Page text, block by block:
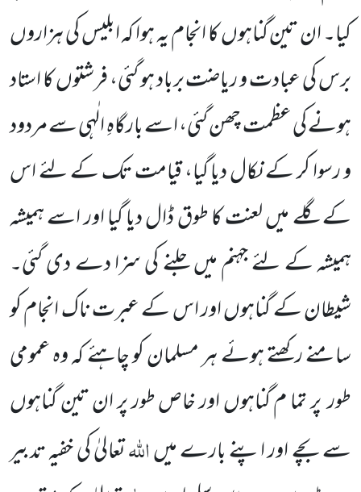
کیا۔ ان تین گناہوں کا انجام یہ ہوا کہ ابلیس کی ہزاروں
برس کی عبادت و ریاضت برباد ہو گئی، فرشتوں کا استاد
ہونے کی عظمت چھن گئی، اسے بارگاہِ الٰہی سے مردود
و رسوا کر کے نکال دیا گیا، قیامت تک کے لئے اس
کے گلے میں لعنت کا طوق ڈال دیا گیا اور اسے ہمیشہ
ہمیشہ کے لئے جہنم میں جلنے کی سزا دے دی گئی۔
شیطان کے گناہوں اور اس کے عبرت ناک انجام کو
سامنے رکھتے ہوئے ہر مسلمان کو چاہئے کہ وہ عمومی
طور پر تما م گناہوں اور خاص طور پر ان تین گناہوں
سے بچے اور اپنے بارے میںاللّٰہتعالیٰ کی خفیہ تدبیر